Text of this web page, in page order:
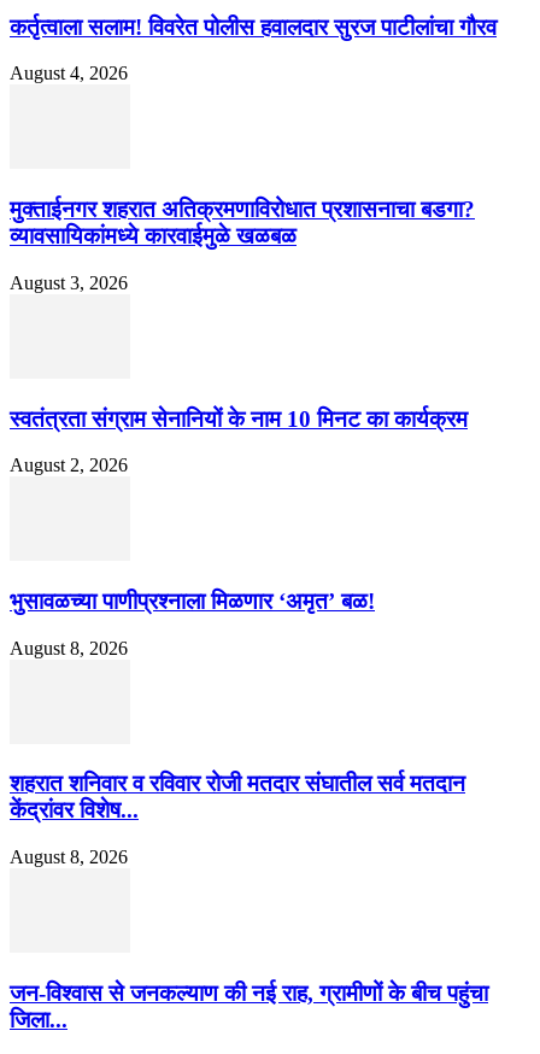
कर्तृत्वाला सलाम! विवरेत पोलीस हवालदार सुरज पाटीलांचा गौरव
August 4, 2026
मुक्ताईनगर शहरात अतिक्रमणाविरोधात प्रशासनाचा बडगा?
व्यावसायिकांमध्ये कारवाईमुळे खळबळ
August 3, 2026
स्वतंत्रता संग्राम सेनानियों के नाम 10 मिनट का कार्यक्रम
August 2, 2026
भुसावळच्या पाणीप्रश्नाला मिळणार ‘अमृत’ बळ!
August 8, 2026
शहरात शनिवार व रविवार रोजी मतदार संघातील सर्व मतदान
केंद्रांवर विशेष...
August 8, 2026
जन-विश्वास से जनकल्याण की नई राह, ग्रामीणों के बीच पहुंचा
जिला...